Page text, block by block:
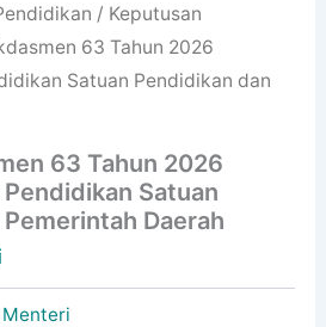
/ Keputusan
63 Tahun 2026
Satuan Pendidikan dan
63 Tahun 2026
Satuan
Daerah